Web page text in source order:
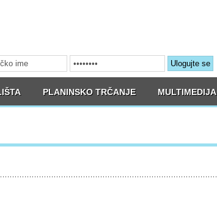
Ulogujte se
PLANINSKO TRČANJE MULTIMEDIJA